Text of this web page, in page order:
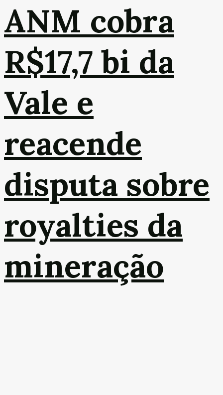
ANM cobra
R$17,7 bi da
Vale e
reacende
disputa sobre
royalties da
mineração